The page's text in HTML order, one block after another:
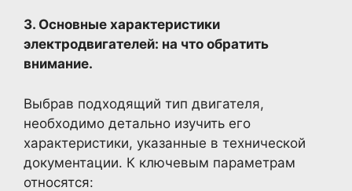
3. Основные характеристики
электродвигателей: на что обратить
внимание.
Выбрав подходящий тип двигателя,
необходимо детально изучить его
характеристики, указанные в технической
документации. К ключевым параметрам
относятся: